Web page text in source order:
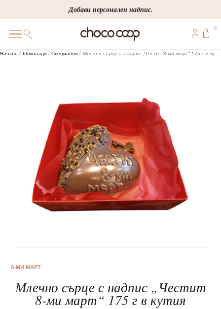
to
content
Добави персонален надпис.
КОРПОРАТИВНИ
ШОКОЛАДИ
БОНБОНИ
ВИНЕНА СЕЛЕКЦИЯ
За нас
0
Начало / Шоколади /Специални / Млечно сърце с надпис „Честит 8-ми март“ 175 г в кутия
8-МИ МАРТ
Млечно сърце с надпис „Честит
8-ми март“ 175 г в кутия